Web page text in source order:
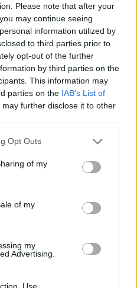
Please note that after your
may continue seeing
information utilized by
to third parties prior to
opt-out of the further
by third parties on the
This information may
parties on the IAB’s List of
may further disclose it to other
uses one or more Google
behaviour. You may click to
and its third-party tags to
purposes in below Google
Opt Outs
of my
of my
my
Advertising.
Use,